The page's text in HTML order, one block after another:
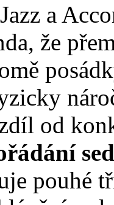
a
že
od
pouhé